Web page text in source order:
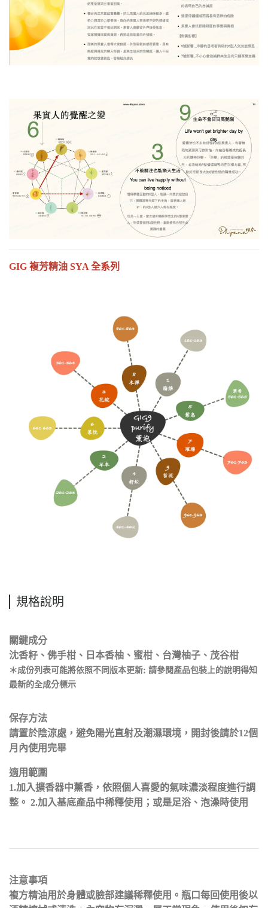
GIG 複芳精油 SYA 全系列
規格說明
關鍵成分
沈香籽、佛手柑、日本香柚、蜜柑、台灣柚子、茂谷柑
＊成份列表可能將依照不同版本更新; 請參閱產品包裝上的說明得知
最新的全成分標示
保存方法
請置於陰涼處，避免陽光直射及潮濕環境，開封後請於12個
月內使用完畢
適用範圍
1.加入擴香器中薰香，依照個人喜愛的氣味濃淡程度進行調
整。 2.加入基底產品中稀釋使用；或是足浴、泡澡時使用
注意事項
複方精油用於身體或臉部建議稀釋使用。瓶口每回使用後以